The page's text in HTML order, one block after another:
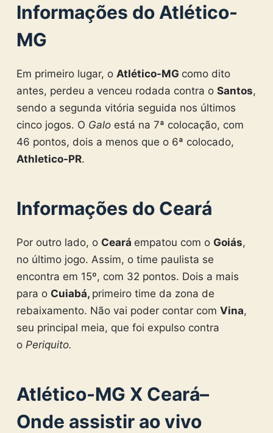
Informações do Atlético-
MG
Em primeiro lugar, o Atlético-MG como dito
antes, perdeu a venceu rodada contra o Santos,
sendo a segunda vitória seguida nos últimos
cinco jogos. O Galo está na 7ª colocação, com
46 pontos, dois a menos que o 6ª colocado,
Athletico-PR.
Informações do Ceará
Por outro lado, o Ceará empatou com o Goiás,
no último jogo. Assim, o time paulista se
encontra em 15º, com 32 pontos. Dois a mais
para o Cuiabá, primeiro time da zona de
rebaixamento. Não vai poder contar com Vina,
seu principal meia, que foi expulso contra
o Periquito.
Atlético-MG X Ceará–
Onde assistir ao vivo